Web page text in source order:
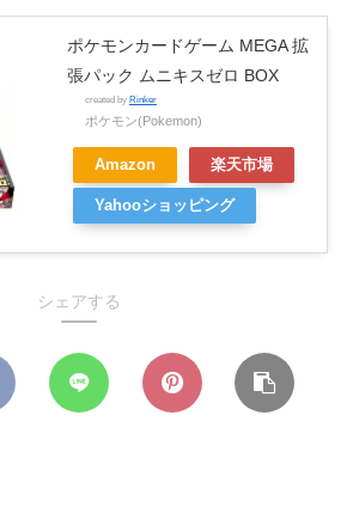
ポケモンカードゲーム MEGA 拡
張パック ムニキスゼロ BOX
created by Rinker
ポケモン(Pokemon)
Amazon 楽天市場
Yahooショッピング
シェアする